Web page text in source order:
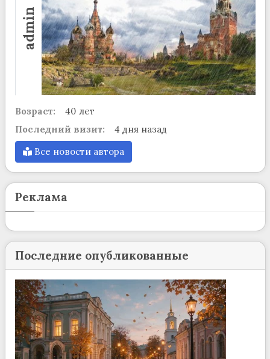
admin
Возраст:
40 лет
Последний визит:
4 дня назад
Все новости автора
Реклама
Последние опубликованные